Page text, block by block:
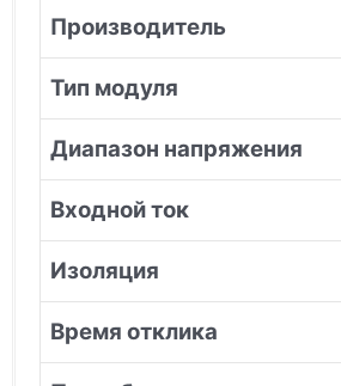
Производитель
Тип модуля
Диапазон напряжения
Входной ток
Изоляция
Время отклика